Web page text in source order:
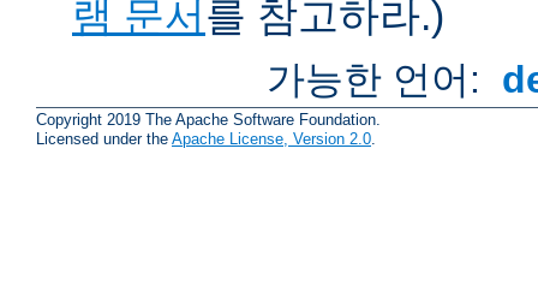
램 문서를 참고하라.)
가능한 언어:
Copyright 2019 The Apache Software Foundation.
Licensed under the Apache License, Version 2.0.